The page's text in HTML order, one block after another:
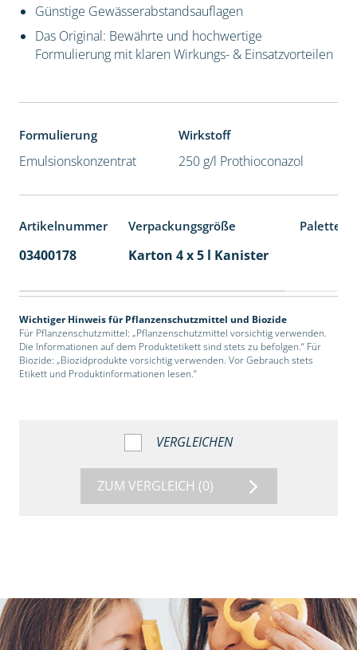
Günstige Gewässerabstandsauflagen
Das Original: Bewährte und hochwertige
Formulierung mit klaren Wirkungs- & Einsatzvorteilen
Formulierung
Emulsionskonzentrat
Wirkstoff
250 g/l Prothioconazol
Artikelnummer Verpackungsgröße
03400178 Karton 4 x 5 l Kanister
Wichtiger Hinweis für Pflanzenschutzmittel und Biozide
Für Pflanzenschutzmittel: „Pflanzenschutzmittel vorsichtig verwenden.
Die Informationen auf dem Produktetikett sind stets zu befolgen.“ Für
Biozide: „Biozidprodukte vorsichtig verwenden. Vor Gebrauch stets
Etikett und Produktinformationen lesen.“
VERGLEICHEN
ZUM VERGLEICH (0)